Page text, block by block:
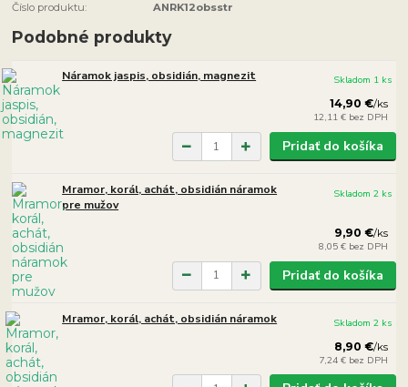
Číslo produktu: ANRK12obsstr
Podobné produkty
Náramok jaspis, obsidián, magnezit
14,90 €/ks
12,11 € bez DPH
Skladom 1 ks
Pridať do košíka
Mramor, korál, achát, obsidián náramok
pre mužov
9,90 €/ks
8,05 € bez DPH
Skladom 2 ks
Pridať do košíka
Mramor, korál, achát, obsidián náramok
8,90 €/ks
7,24 € bez DPH
Skladom 2 ks